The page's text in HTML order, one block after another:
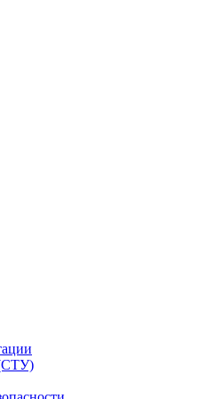
(СТУ)